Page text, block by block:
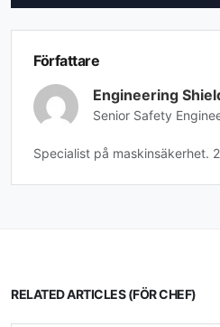
Författare
Engineering
Senior Safety
Specialist på maskinsäkerhet.
RELATED ARTICLES (FÖR CHEF)